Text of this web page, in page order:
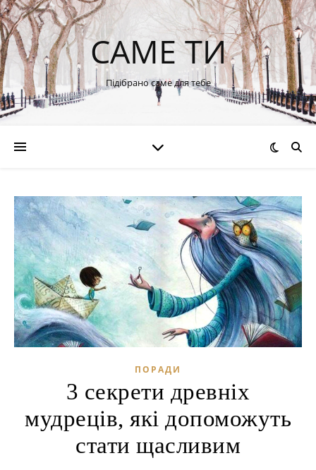
САМЕ ТИ
Підібрано саме для тебе
ПОРАДИ
3 секрети древніх
мудреців, які допоможуть
стати щасливим